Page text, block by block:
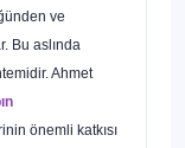
ve
Bu aslında
Ah­met
önemli katkısı